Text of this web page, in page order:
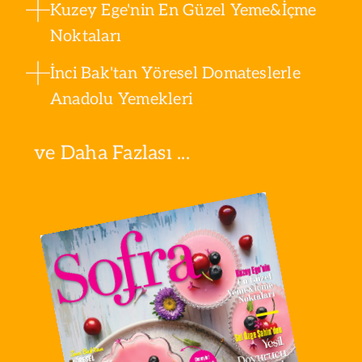
Kuzey Ege'nin En Güzel Yeme&İçme
Noktaları
İnci Bak'tan Yöresel Domateslerle
Anadolu Yemekleri
ve Daha Fazlası ...